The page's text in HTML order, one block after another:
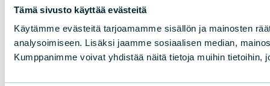
Tämä sivusto käyttää evästeitä
Käytämme evästeitä tarjoamamme sisällön ja mainosten
analysoimiseen. Lisäksi jaamme sosiaalisen median,
Kumppanimme voivat yhdistää näitä tietoja muihin tietoihin,